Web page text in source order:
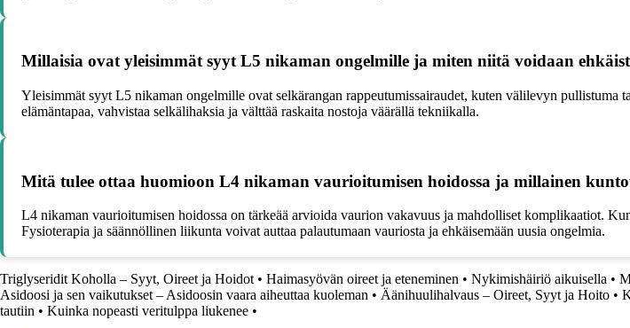
Millaisia ovat yleisimmät syyt L5 nikaman ongelmille ja miten niitä voidaan
Yleisimmät syyt L5 nikaman ongelmille ovat selkärangan rappeutumissairaudet, kuten välilevyn pullistuma
elämäntapaa, vahvistaa selkälihaksia ja välttää raskaita nostoja väärällä tekniikalla.
Mitä tulee ottaa huomioon L4 nikaman vaurioitumisen hoidossa ja millainen
L4 nikaman vaurioitumisen hoidossa on tärkeää arvioida vaurion vakavuus ja mahdolliset komplikaatiot.
Fysioterapia ja säännöllinen liikunta voivat auttaa palautumaan vauriosta ja ehkäisemään uusia ongelmia.
Triglyseridit Koholla – Syyt, Oireet ja Hoidot • Haimasyövän oireet ja eteneminen • Nykimishäiriö aikuisella •
Asidoosi ja sen vaikutukset – Asidoosin vaara aiheuttaa kuoleman • Äänihuulihalvaus – Oireet, Syyt ja Hoito •
tautiin • Kuinka nopeasti veritulppa liukenee •